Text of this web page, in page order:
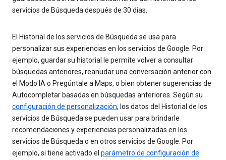
servicios de Búsqueda después de 30 días.
El Historial de los servicios de Búsqueda se usa para
personalizar sus experiencias en los servicios de Google. Por
ejemplo, guardar su historial le permite volver a consultar
búsquedas anteriores, reanudar una conversación anterior con
el Modo IA o Pregúntale a Maps, o bien obtener sugerencias de
Autocompletar basadas en búsquedas anteriores. Según su
configuración de personalización, los datos del Historial de los
servicios de Búsqueda se pueden usar para brindarle
recomendaciones y experiencias personalizadas en los
servicios de Búsqueda o en otros servicios de Google. Por
ejemplo, si tiene activado el parámetro de configuración de